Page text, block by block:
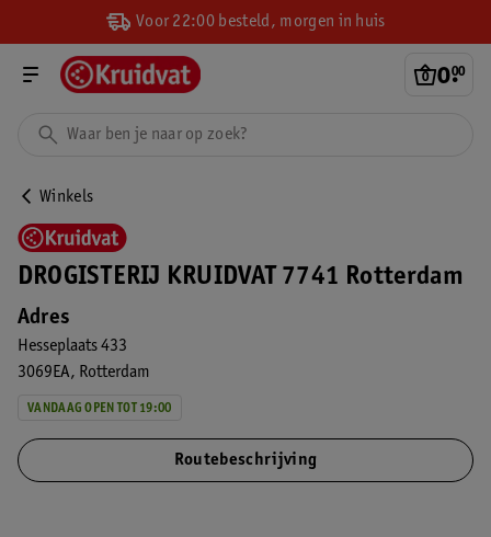
Voor 22:00 besteld, morgen in huis
0.
00
Winkels
DROGISTERIJ KRUIDVAT 7741 Rotterdam
Adres
Hesseplaats 433
3069EA
Rotterdam
VANDAAG OPEN TOT 19:00
Routebeschrijving